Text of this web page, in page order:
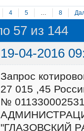
4 5 8
57 из 144
19-04-2016
Запрос
27 015 ,45
№
"ГЛАЗОВСКИЙ